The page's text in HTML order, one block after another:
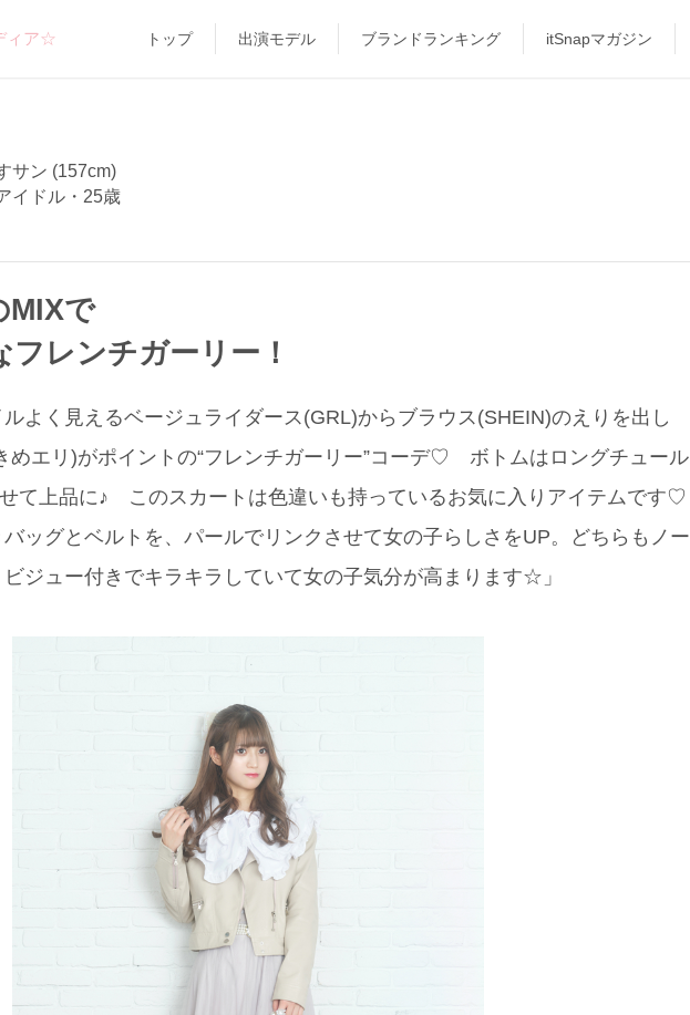
ィア☆ トップ 出演モデル ブランドランキング itSnapマガジン
サン (157cm)
イドル・25歳
MIXで
レンチガーリー！
よく見えるベージュライダース(GRL)からブラウス(SHEIN)のえりを出し
めエリ)がポイントの“フレンチガーリー”コーデ♡ ボトムはロングチュール
て上品に♪ このスカートは色違いも持っているお気に入りアイテムです♡
ッグとベルトを、パールでリンクさせて女の子らしさをUP。どちらもノー
ジュー付きでキラキラしていて女の子気分が高まります☆」